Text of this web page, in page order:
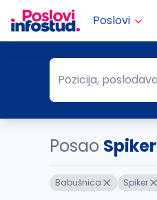
Poslovi
Pozicija,
Pozicija,
Posao
Babušnica Spiker